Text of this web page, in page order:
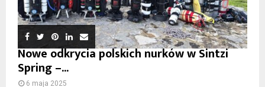
Nowe odkrycia polskich nurków w Sintzi
Spring –...
6 maja 2025